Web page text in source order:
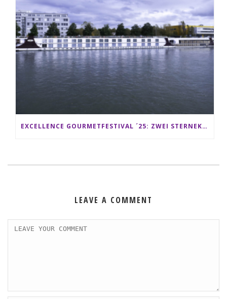
EXCELLENCE GOURMETFESTIVAL ´25: ZWEI STERNEKÖCHE ANTONIO GUIDA & DARIO MORESCO VERWÖHNEN IHRE GÄSTE AUF EINER LUXERIÖSEN SCHIFFSREISE
LEAVE A COMMENT